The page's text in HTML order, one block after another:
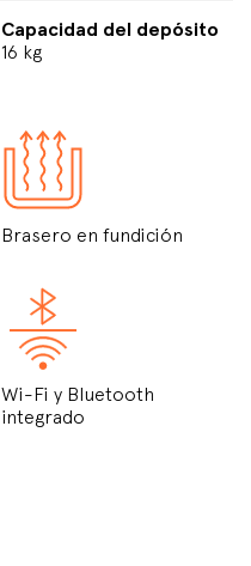
Capacidad del depósito
16 kg
Brasero en fundición
Wi-Fi y Bluetooth
integrado